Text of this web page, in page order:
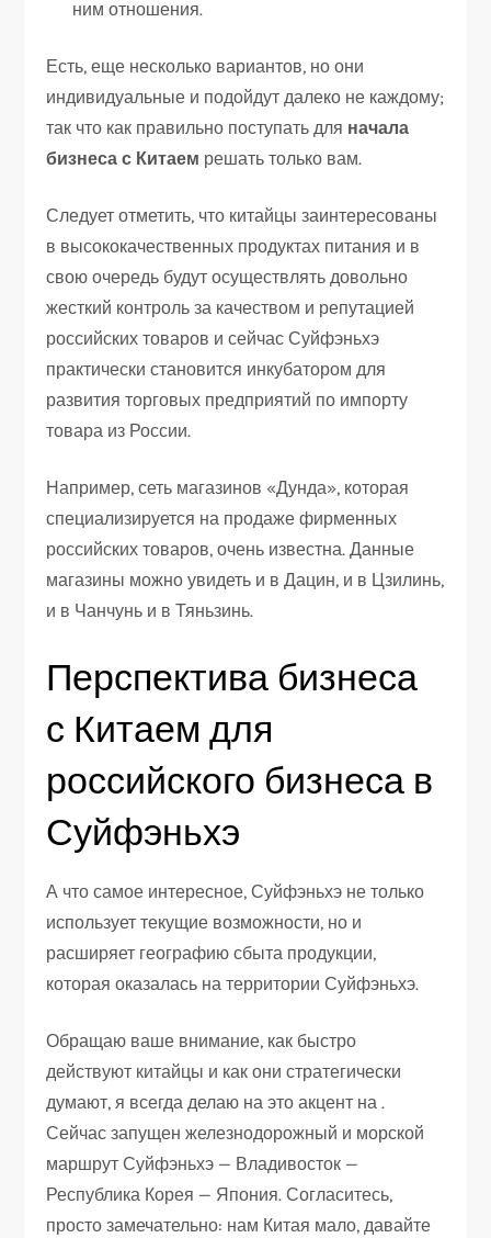
ним отношения.
Есть, еще несколько вариантов, но они
индивидуальные и подойдут далеко не каждому;
так что как правильно поступать для начала
бизнеса с Китаем решать только вам.
Следует отметить, что китайцы заинтересованы
в высококачественных продуктах питания и в
свою очередь будут осуществлять довольно
жесткий контроль за качеством и репутацией
российских товаров и сейчас Суйфэньхэ
практически становится инкубатором для
развития торговых предприятий по импорту
товара из России.
Например, сеть магазинов «Дунда», которая
специализируется на продаже фирменных
российских товаров, очень известна. Данные
магазины можно увидеть и в Дацин, и в Цзилинь,
и в Чанчунь и в Тяньзинь.
Перспектива бизнеса
с Китаем для
российского бизнеса в
Суйфэньхэ
А что самое интересное, Суйфэньхэ не только
использует текущие возможности, но и
расширяет географию сбыта продукции,
которая оказалась на территории Суйфэньхэ.
Обращаю ваше внимание, как быстро
действуют китайцы и как они стратегически
думают, я всегда делаю на это акцент на .
Сейчас запущен железнодорожный и морской
маршрут Суйфэньхэ — Владивосток —
Республика Корея — Япония. Согласитесь,
просто замечательно: нам Китая мало, давайте